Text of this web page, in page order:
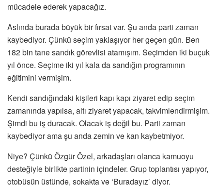
mücadele ederek yapacağız.
Aslında burada büyük bir fırsat var. Şu anda parti zaman
kaybediyor. Çünkü seçim yaklaşıyor her geçen gün. Ben
182 bin tane sandık görevlisi atamışım. Seçimden iki buçuk
yıl önce. Seçime iki yıl kala da sandığın programının
eğitimini vermişim.
Kendi sandığındaki kişileri kapı kapı ziyaret edip seçim
zamanında yapılsa, altı ziyaret yapacak, takvimlendirmişim.
Şimdi bu iş duracak. Olacak iş değil bu. Parti zaman
kaybediyor ama şu anda zemin ve kan kaybetmiyor.
Niye? Çünkü Özgür Özel, arkadaşları olanca kamuoyu
desteğiyle birlikte partinin içindeler. Grup toplantısı yapıyor,
otobüsün üstünde, sokakta ve ‘Buradayız’ diyor.